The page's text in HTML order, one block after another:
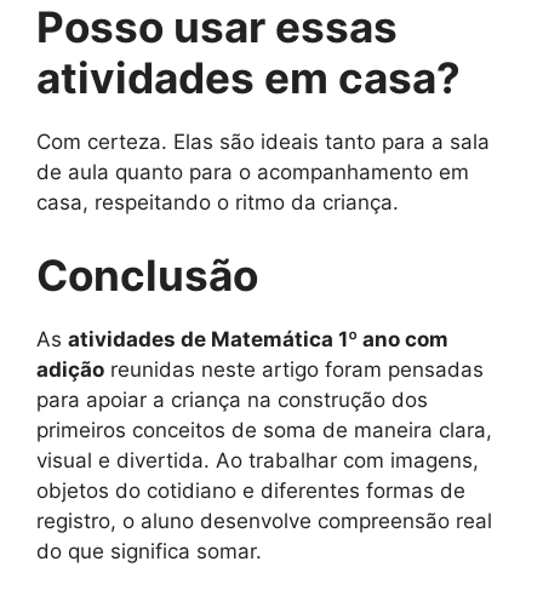
Posso usar essas
atividades em casa?
Com certeza. Elas são ideais tanto para a sala
de aula quanto para o acompanhamento em
casa, respeitando o ritmo da criança.
Conclusão
As atividades de Matemática 1º ano com
adição reunidas neste artigo foram pensadas
para apoiar a criança na construção dos
primeiros conceitos de soma de maneira clara,
visual e divertida. Ao trabalhar com imagens,
objetos do cotidiano e diferentes formas de
registro, o aluno desenvolve compreensão real
do que significa somar.